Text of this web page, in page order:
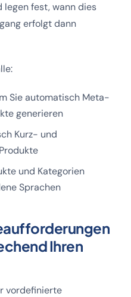
legen fest, wann dies
erfolgt dann
Sie automatisch Meta-
generieren
Kurz- und
und Kategorien
Sprachen
Ihren
vordefinierte